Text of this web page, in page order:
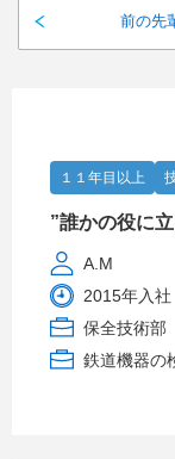
前の先
１１年目以上
”誰かの役に
A.M
2015年入社
保全技術部
鉄道機器の